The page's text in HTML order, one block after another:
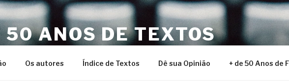
50 ANOS DE TEXTOS
Os autores Índice de Textos Dê sua Opinião + de 50 Anos de